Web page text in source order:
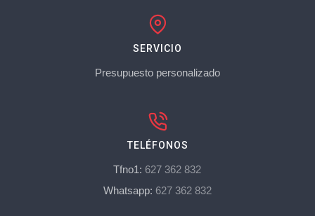
SERVICIO
Presupuesto personalizado
TELÉFONOS
Tfno1: 627 362 832
Whatsapp: 627 362 832